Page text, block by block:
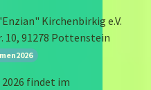
Kirchenbirkig e.V.
10, 91278 Pottenstein
findet im